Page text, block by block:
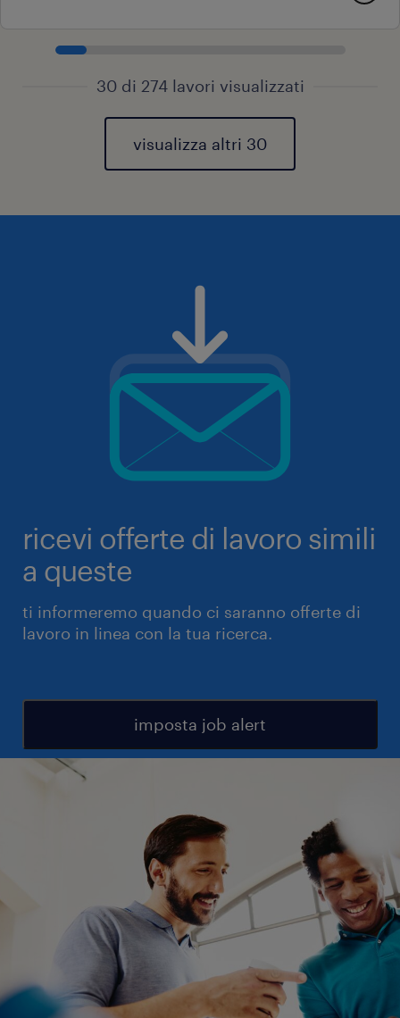
30 di 274 lavori visualizzati
visualizza altri 30
ricevi offerte di lavoro simili
a queste
ti informeremo quando ci saranno offerte di
lavoro in linea con la tua ricerca.
imposta job alert